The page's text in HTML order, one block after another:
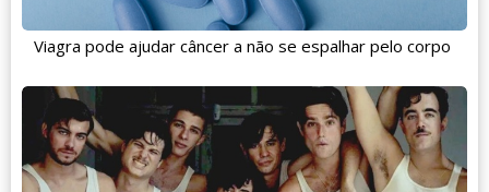
Viagra pode ajudar câncer a não se espalhar pelo corpo